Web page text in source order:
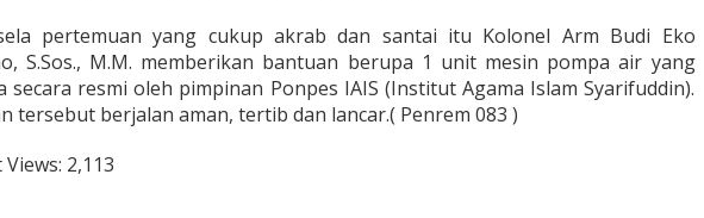
pertemuan yang cukup akrab dan santai itu Kolonel Arm Budi Eko
S.Sos., M.M. memberikan bantuan berupa 1 unit mesin pompa air yang
secara resmi oleh pimpinan Ponpes IAIS (Institut Agama Islam Syarifuddin).
tersebut berjalan aman, tertib dan lancar.( Penrem 083 )
Views: 2,113